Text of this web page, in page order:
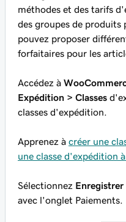
méthodes et des tarifs
des groupes de produits
pouvez proposer
forfaitaires pour les
Accédez à
Expédition > Classes
classes d'expédition.
Apprenez à créer une
une classe d'expédition
Sélectionnez
avec l'onglet Paiements.